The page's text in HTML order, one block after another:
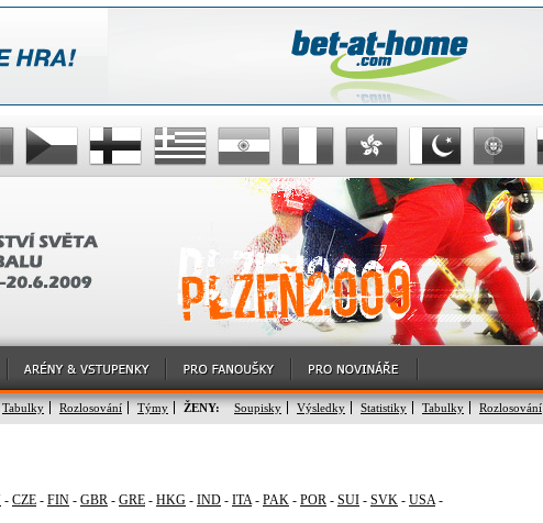
Tabulky Rozlosování Týmy ŽENY: Soupisky Výsledky Statistiky Tabulky Rozlosování
- CZE - FIN - GBR - GRE - HKG - IND - ITA- PAK - POR - SUI - SVK - USA-